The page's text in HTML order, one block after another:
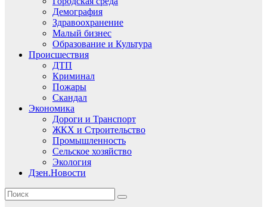
Демография
Здравоохранение
Малый бизнес
Образование и Культура
Происшествия
ДТП
Криминал
Пожары
Скандал
Экономика
Дороги и Транспорт
ЖКХ и Строительство
Промышленность
Сельское хозяйство
Экология
Дзен.Новости